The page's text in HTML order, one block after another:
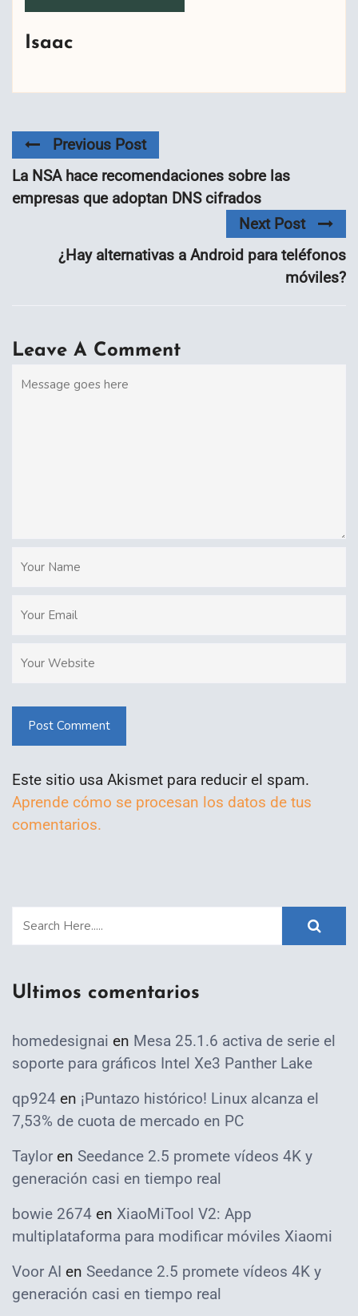
Isaac
Previous Post
La NSA hace recomendaciones sobre las
empresas que adoptan DNS cifrados
Next Post
¿Hay alternativas a Android para teléfonos
móviles?
Leave A Comment
Post Comment
Este sitio usa Akismet para reducir el spam.
Aprende cómo se procesan los datos de tus
comentarios.
Ultimos comentarios
homedesignai en Mesa 25.1.6 activa de serie el
soporte para gráficos Intel Xe3 Panther Lake
qp924 en ¡Puntazo histórico! Linux alcanza el
7,53% de cuota de mercado en PC
Taylor en Seedance 2.5 promete vídeos 4K y
generación casi en tiempo real
bowie 2674 en XiaoMiTool V2: App
multiplataforma para modificar móviles Xiaomi
Voor AI en Seedance 2.5 promete vídeos 4K y
generación casi en tiempo real